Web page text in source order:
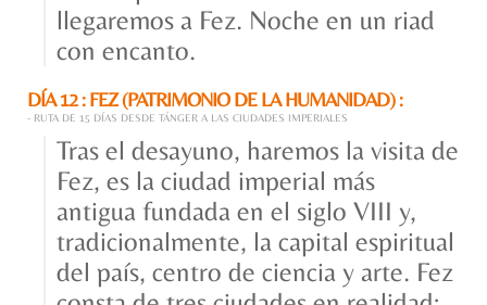
llegaremos a Fez. Noche en un riad
con encanto.
DÍA 12 : FEZ (PATRIMONIO DE LA HUMANIDAD) :
- RUTA DE 15 DÍAS DESDE TÁNGER A LAS CIUDADES IMPERIALES
Tras el desayuno, haremos la visita de
Fez, es la ciudad imperial más
antigua fundada en el siglo VIII y,
tradicionalmente, la capital espiritual
del país, centro de ciencia y arte. Fez